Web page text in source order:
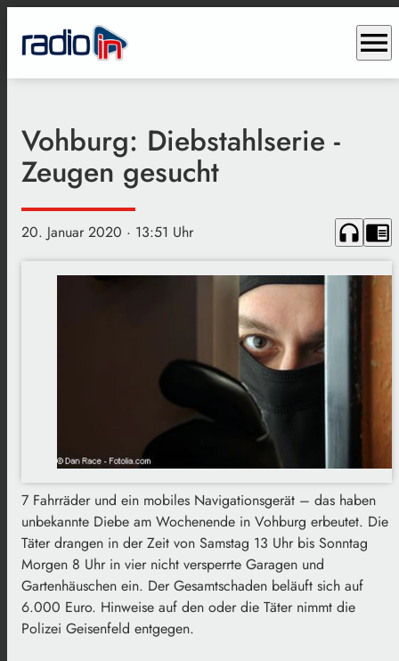
menu
Vohburg: Diebstahlserie -
Zeugen gesucht
20. Januar 2020 · 13:51 Uhr headphones chrome_reader_mode
7 Fahrräder und ein mobiles Navigationsgerät – das haben
unbekannte Diebe am Wochenende in Vohburg erbeutet. Die
Täter drangen in der Zeit von Samstag 13 Uhr bis Sonntag
Morgen 8 Uhr in vier nicht versperrte Garagen und
Gartenhäuschen ein. Der Gesamtschaden beläuft sich auf
6.000 Euro. Hinweise auf den oder die Täter nimmt die
Polizei Geisenfeld entgegen.